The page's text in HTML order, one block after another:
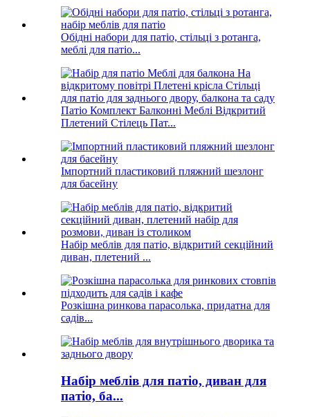
Обідні набори для патіо, стільці з ротанга,
меблі для патіо...
Патіо Комплект Балконні Меблі Відкритий
Плетений Стілець Пат...
Імпортний пластиковий пляжний шезлонг
для басейну
Набір меблів для патіо, відкритий секційний
диван, плетений ...
Розкішна ринкова парасолька, придатна для
садів...
Набір меблів для патіо, диван для
патіо, ба...